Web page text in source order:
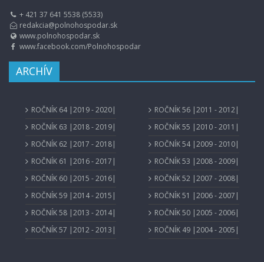
+ 421 37 641 5538 (5533)
redakcia@polnohospodar.sk
www.polnohospodar.sk
www.facebook.com/Polnohospodar
ARCHÍV
ROČNÍK 64 |2019 - 2020|
ROČNÍK 63 |2018 - 2019|
ROČNÍK 62 |2017 - 2018|
ROČNÍK 61 |2016 - 2017|
ROČNÍK 60 |2015 - 2016|
ROČNÍK 59 |2014 - 2015|
ROČNÍK 58 |2013 - 2014|
ROČNÍK 57 |2012 - 2013|
ROČNÍK 56 |2011 - 2012|
ROČNÍK 55 |2010 - 2011|
ROČNÍK 54 |2009 - 2010|
ROČNÍK 53 |2008 - 2009|
ROČNÍK 52 |2007 - 2008|
ROČNÍK 51 |2006 - 2007|
ROČNÍK 50 |2005 - 2006|
ROČNÍK 49 |2004 - 2005|